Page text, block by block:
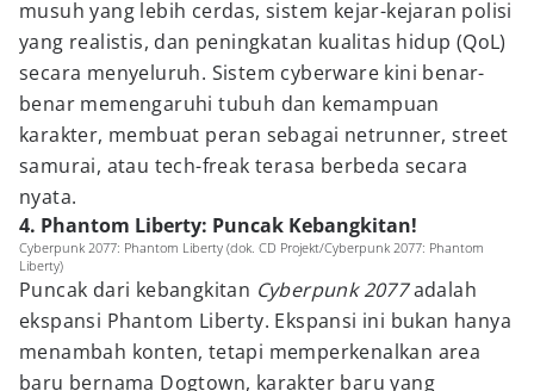
musuh yang lebih cerdas, sistem kejar-kejaran polisi
yang realistis, dan peningkatan kualitas hidup (QoL)
secara menyeluruh. Sistem cyberware kini benar-
benar memengaruhi tubuh dan kemampuan
karakter, membuat peran sebagai netrunner, street
samurai, atau tech-freak terasa berbeda secara
nyata.
4. Phantom Liberty: Puncak Kebangkitan!
Cyberpunk 2077: Phantom Liberty (dok. CD Projekt/Cyberpunk 2077: Phantom
Liberty)
Puncak dari kebangkitan Cyberpunk 2077adalah
ekspansi Phantom Liberty. Ekspansi ini bukan hanya
menambah konten, tetapi memperkenalkan area
baru bernama Dogtown, karakter baru yang